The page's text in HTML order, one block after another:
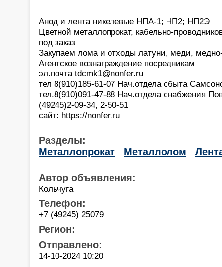
Анод и лента никелевые НПА-1; НП2; НП2Э
Цветной металлопрокат, кабельно-
под заказ
Закупаем лома и отходы латуни, меди,
Агентское вознаграждение посредникам
эл.почта tdcmk1@nonfer.ru
тел 8(910)185-61-07 Нач.отдела сбыта
тел.8(910)091-47-88 Нач.отдела снабжения
(49245)2-09-34, 2-50-51
сайт: https://nonfer.ru
Разделы:
Металлопрокат
Металлолом
Автор объявления:
Кольчуга
Телефон:
+7 (49245) 25079
Регион:
Отправлено:
14-10-2024 10:20